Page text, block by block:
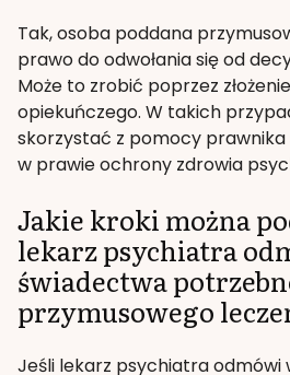
Tak, osoba poddana
prawo do odwołania się od
Może to zrobić poprzez
opiekuńczego. W takich
skorzystać z pomocy prawnika
w prawie ochrony zdrowia
Jakie kroki można
lekarz psychiatra
świadectwa
przymusowego
Jeśli lekarz psychiatra odmówi